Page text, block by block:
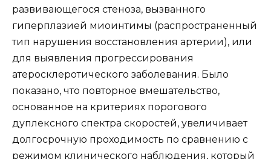
развивающегося стеноза, вызванного
гиперплазией миоинтимы (распространенный
тип нарушения восстановления артерии), или
для выявления прогрессирования
атеросклеротического заболевания. Было
показано, что повторное вмешательство,
основанное на критериях порогового
дуплексного спектра скоростей, увеличивает
долгосрочную проходимость по сравнению с
режимом клинического наблюдения, который